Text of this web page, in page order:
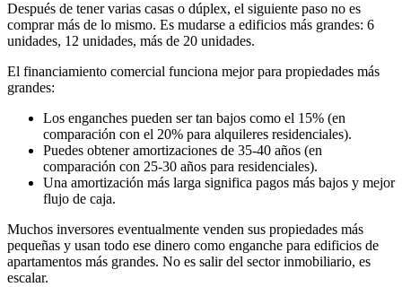
Después de tener varias casas o dúplex, el siguiente paso no es
comprar más de lo mismo. Es mudarse a edificios más grandes: 6
unidades, 12 unidades, más de 20 unidades.
El financiamiento comercial funciona mejor para propiedades más
grandes:
Los enganches pueden ser tan bajos como el 15% (en
comparación con el 20% para alquileres residenciales).
Puedes obtener amortizaciones de 35-40 años (en
comparación con 25-30 años para residenciales).
Una amortización más larga significa pagos más bajos y mejor
flujo de caja.
Muchos inversores eventualmente venden sus propiedades más
pequeñas y usan todo ese dinero como enganche para edificios de
apartamentos más grandes. No es salir del sector inmobiliario, es
escalar.